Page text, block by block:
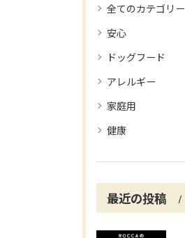
全てのカテゴリー
安心
ドッグフード
アレルギー
家庭用
健康
最近の投稿